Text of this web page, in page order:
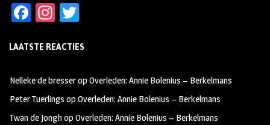
Fa
b
oo
k
In
ag
m
tt
LAATSTE REACTIES
Nelleke de bresseropOverleden: Annie Bolenius – Berkelmans
Peter Tuerlings opOverleden: Annie Bolenius – Berkelmans
Twan de JonghopOverleden: Annie Bolenius – Berkelmans